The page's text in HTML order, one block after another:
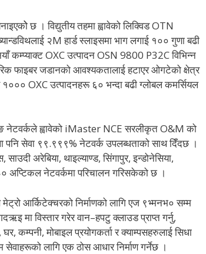
छ । विद्युतीय तहमा ह्वावेको लिक्विड OTN
२M हार्ड स्लाइसमा भाग लगाई १०० गुणा बढी
कम्प्याक्ट OXC उत्पादन OSN 9800 P32C विभिन्न
फाइबर जडानको आवश्यकतालाई हटाएर ओगटेको क्षेत्र
OXC उत्पादनहरू ६० भन्दा बढी ग्लोबल कमर्सियल
नेटवर्कले ह्वावेको iMaster NCE सरलीकृत O&M को
सेवा ९९.९९९% नेटवर्क उपलब्धताको साथ दिँदछ ।
अरेबिया, थाइल्याण्ड, सिंगापुर, इन्डोनेसिया,
अप्टिकल नेटवर्कमा परिचालन गरिसकेको छ ।
आर्किटेक्चरको निर्माणको लागि एज ९भ्मनभ० सम्म
मा विस्तार गरेर वान–हपटु क्लाउड प्राप्त गर्नु,
कम्पनी, मोबाइल प्रयोगकर्ता र क्याम्पसहरुलाई सिधा
लागि एक ठोस आधार निर्माण गर्नेछ ।